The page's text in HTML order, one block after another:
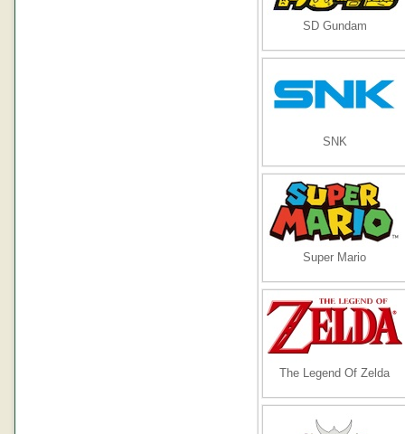
SD Gundam
SNK
Super Mario
The Legend Of Zelda